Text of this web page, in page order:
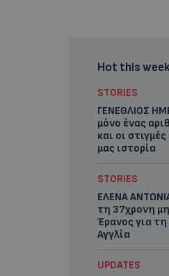
Hot this
STORIES
ΓΕΝΕΘΛΙΟΣ
μόνο ένας
και οι
μας ιστορία
STORIES
ΕΛΕΝΑ
τη 37χρονη
Έρανος για
Αγγλία
UPDATES